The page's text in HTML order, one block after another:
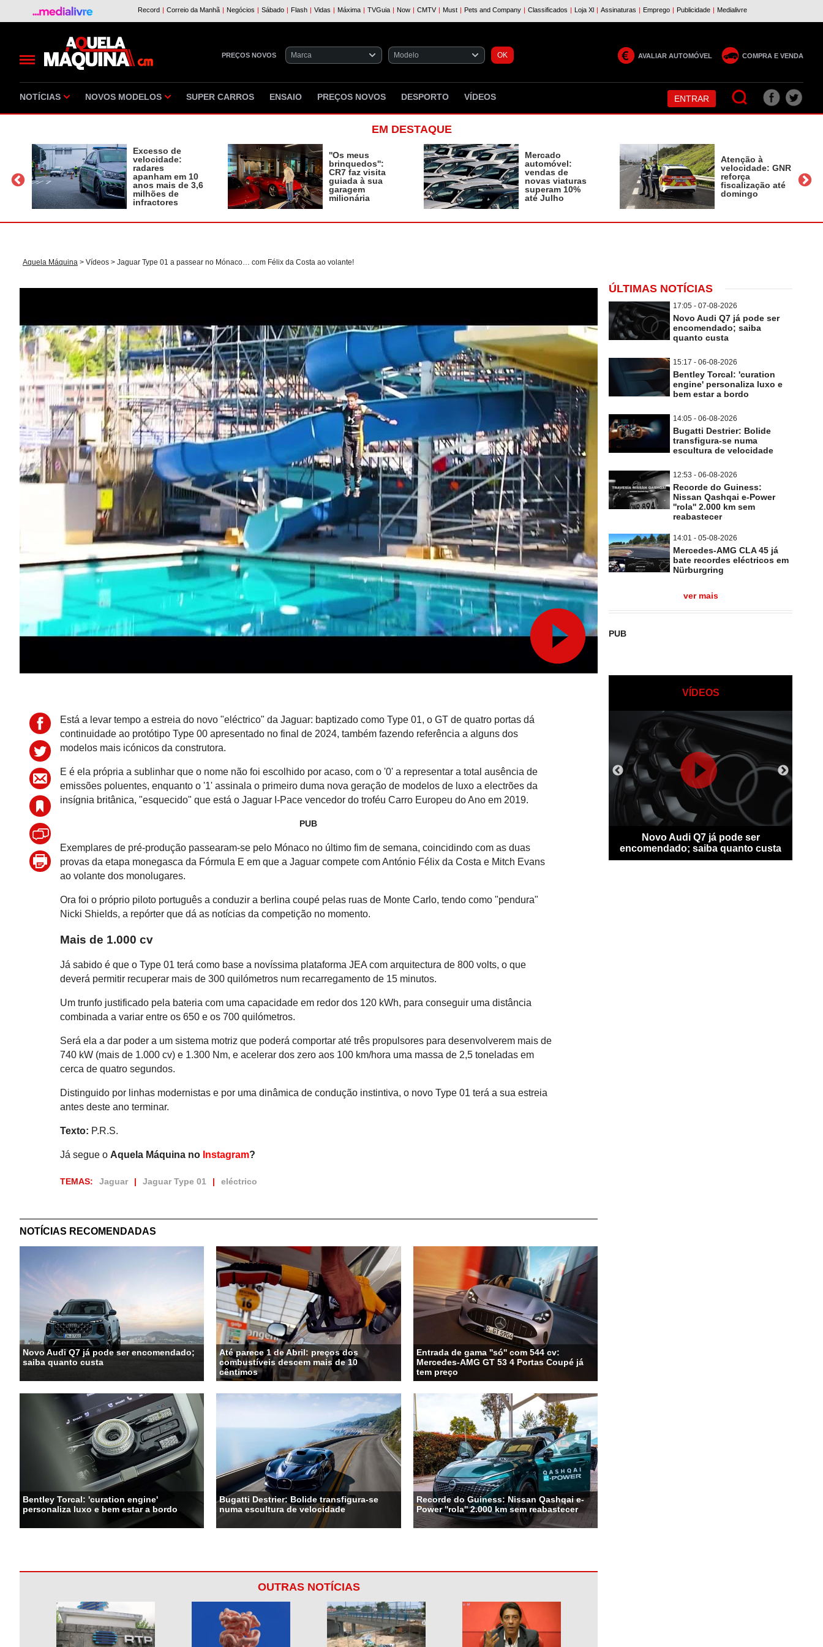
AVALIAR AUTOMÓVEL COMPRA E VENDA
PREÇOS NOVOS
NOTÍCIAS NOVOS MODELOS SUPER CARROS ENSAIO PREÇOS NOVOS DESPORTO VÍDEOS ENTRAR
EM DESTAQUE
Excesso de
velocidade:
radares
apanham em 10
anos mais de 3,6
milhões de
infractores
''Os meus
brinquedos'':
CR7 faz visita
guiada à sua
garagem
milionária
Mercado
automóvel:
vendas de
novas viaturas
superam 10%
até Julho
Atenção à
velocidade: GNR
reforça
fiscalização até
domingo
Aquela Máquina > Vídeos > Jaguar Type 01 a passear no Mónaco… com Félix da Costa ao volante!
Está a levar tempo a estreia do novo "eléctrico" da Jaguar: baptizado como Type 01, o GT de quatro portas dá
continuidade ao protótipo Type 00 apresentado no final de 2024, também fazendo referência a alguns dos
modelos mais icónicos da construtora.
E é ela própria a sublinhar que o nome não foi escolhido por acaso, com o '0' a representar a total ausência de
emissões poluentes, enquanto o '1' assinala o primeiro duma nova geração de modelos de luxo a electrões da
insígnia britânica, "esquecido" que está o Jaguar I-Pace vencedor do troféu Carro Europeu do Ano em 2019.
PUB
Exemplares de pré-produção passearam-se pelo Mónaco no último fim de semana, coincidindo com as duas
provas da etapa monegasca da Fórmula E em que a Jaguar compete com António Félix da Costa e Mitch Evans
ao volante dos monolugares.
Ora foi o próprio piloto português a conduzir a berlina coupé pelas ruas de Monte Carlo, tendo como "pendura"
Nicki Shields, a repórter que dá as notícias da competição no momento.
Mais de 1.000 cv
Já sabido é que o Type 01 terá como base a novíssima plataforma JEA com arquitectura de 800 volts, o que
deverá permitir recuperar mais de 300 quilómetros num recarregamento de 15 minutos.
Um trunfo justificado pela bateria com uma capacidade em redor dos 120 kWh, para conseguir uma distância
combinada a variar entre os 650 e os 700 quilómetros.
Será ela a dar poder a um sistema motriz que poderá comportar até três propulsores para desenvolverem mais de
740 kW (mais de 1.000 cv) e 1.300 Nm, e acelerar dos zero aos 100 km/hora uma massa de 2,5 toneladas em
cerca de quatro segundos.
Distinguido por linhas modernistas e por uma dinâmica de condução instintiva, o novo Type 01 terá a sua estreia
antes deste ano terminar.
Texto: P.R.S.
Já segue oAquela Máquina no Instagram?
TEMAS: Jaguar Jaguar Type 01 eléctrico
NOTÍCIAS RECOMENDADAS
Novo Audi Q7 já pode ser encomendado;
saiba quanto custa
Até parece 1 de Abril: preços dos
combustíveis descem mais de 10
cêntimos
Entrada de gama ''só'' com 544 cv:
Mercedes-AMG GT 53 4 Portas Coupé já
tem preço
Bentley Torcal: 'curation engine'
personaliza luxo e bem estar a bordo
Bugatti Destrier: Bolide transfigura-se
numa escultura de velocidade
Recorde do Guiness: Nissan Qashqai e-
Power ''rola'' 2.000 km sem reabastecer
OUTRAS NOTÍCIAS
ÚLTIMAS NOTÍCIAS
17:05 - 07-08-2026
Novo Audi Q7 já pode ser
encomendado; saiba
quanto custa
15:17 - 06-08-2026
Bentley Torcal: 'curation
engine' personaliza luxo e
bem estar a bordo
14:05 - 06-08-2026
Bugatti Destrier: Bolide
transfigura-se numa
escultura de velocidade
12:53 - 06-08-2026
Recorde do Guiness:
Nissan Qashqai e-Power
''rola'' 2.000 km sem
reabastecer
14:01 - 05-08-2026
Mercedes-AMG CLA 45 já
bate recordes eléctricos em
Nürburgring
ver mais
PUB
VÍDEOS
numa escultura de velocidade
Novo Audi Q7 já pode ser
encomendado; saiba quanto custa